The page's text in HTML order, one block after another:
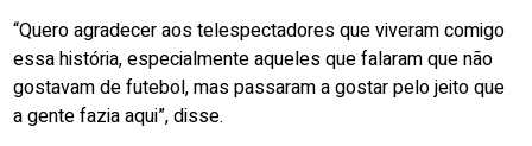
“Quero agradecer aos telespectadores que viveram comigo
essa história, especialmente aqueles que falaram que não
gostavam de futebol, mas passaram a gostar pelo jeito que
a gente fazia aqui”, disse.